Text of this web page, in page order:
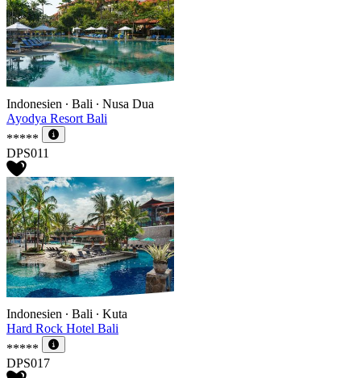
Indonesien ∙ Bali ∙ Nusa Dua
Ayodya Resort Bali
*****
DPS011
Indonesien ∙ Bali ∙ Kuta
Hard Rock Hotel Bali
*****
DPS017